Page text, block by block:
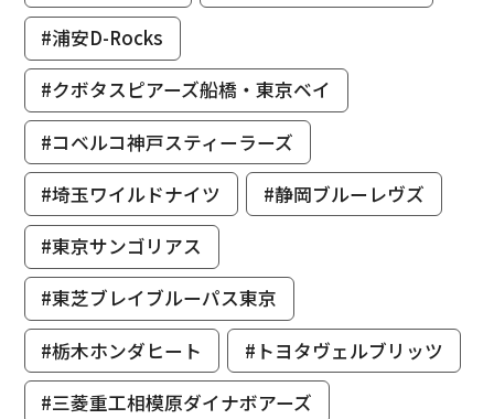
#浦安D-Rocks
#クボタスピアーズ船橋・東京ベイ
#コベルコ神戸スティーラーズ
#埼玉ワイルドナイツ
#静岡ブルーレヴズ
#東京サンゴリアス
#東芝ブレイブルーパス東京
#栃木ホンダヒート
#トヨタヴェルブリッツ
#三菱重工相模原ダイナボアーズ